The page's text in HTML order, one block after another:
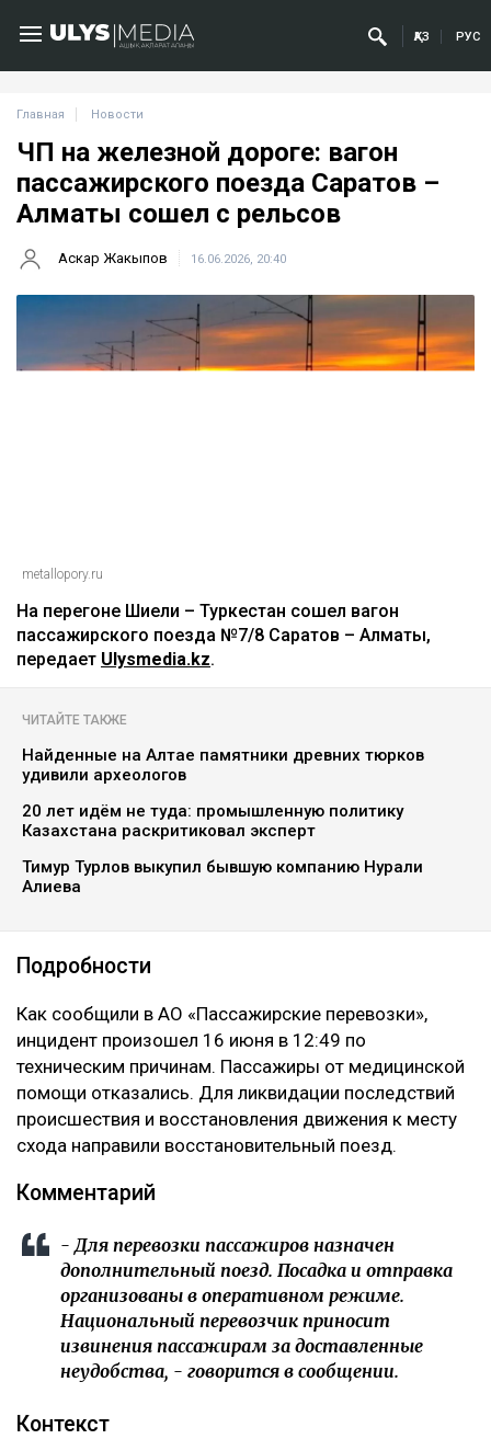
ҚАЗ РУС
Главная Новости
ЧП на железной дороге: вагон
пассажирского поезда Саратов –
Алматы сошел с рельсов
Аскар Жакыпов 16.06.2026, 20:40
metallopory.ru
На перегоне Шиели – Туркестан сошел вагон
пассажирского поезда №7/8 Саратов – Алматы,
передает Ulysmedia.kz.
ЧИТАЙТЕ ТАКЖЕ
Найденные на Алтае памятники древних тюрков
удивили археологов
20 лет идём не туда: промышленную политику
Казахстана раскритиковал эксперт
Тимур Турлов выкупил бывшую компанию Нурали
Алиева
Подробности
Как сообщили в АО «Пассажирские перевозки»,
инцидент произошел 16 июня в 12:49 по
техническим причинам. Пассажиры от медицинской
помощи отказались. Для ликвидации последствий
происшествия и восстановления движения к месту
схода направили восстановительный поезд.
Комментарий
- Для перевозки пассажиров назначен
дополнительный поезд. Посадка и отправка
организованы в оперативном режиме.
Национальный перевозчик приносит
извинения пассажирам за доставленные
неудобства, - говорится в сообщении.
Контекст